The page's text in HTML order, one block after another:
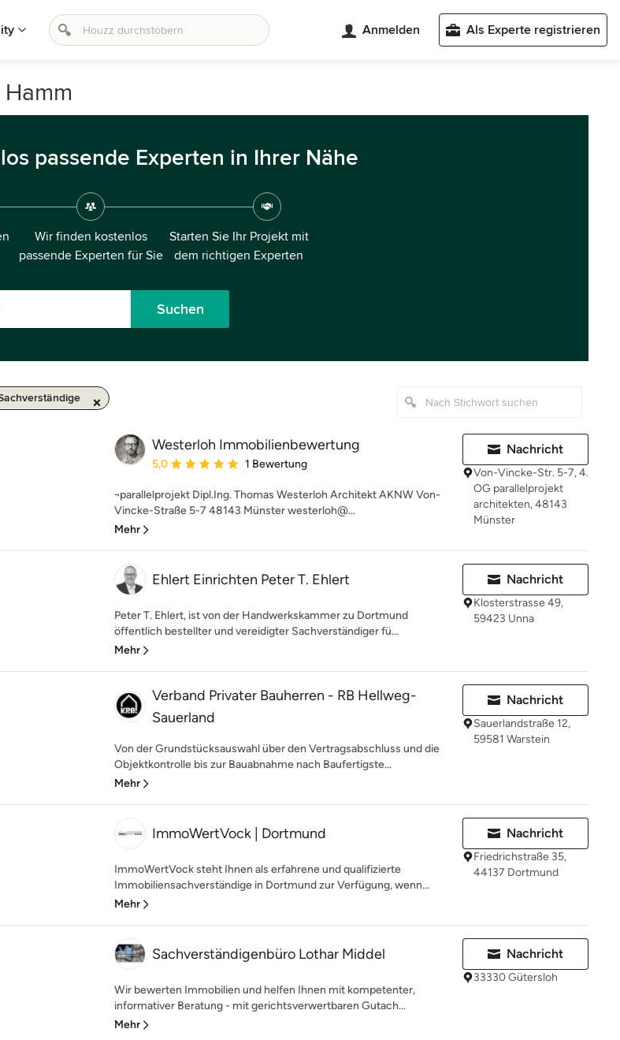
Anmelden Als Experte registrieren
passende Experten in Ihrer Nähe
Wir finden kostenlos
passende Experten für Sie
Starten Sie Ihr Projekt mit
dem richtigen Experten
Suchen
Westerloh Immobilienbewertung
Durchschnittliche Bewertung: 5 von 5 Sternen
5,0 1 Bewertung
¬parallelprojekt Dipl.Ing. Thomas Westerloh Architekt AKNW Von-
Vincke-Straße 5-7 48143 Münster westerloh@...
Mehr
Nachricht
Von-Vincke-Str. 5-7, 4.
OG parallelprojekt
architekten, 48143
Münster
Ehlert Einrichten Peter T. Ehlert
Peter T. Ehlert, ist von der Handwerkskammer zu Dortmund
öffentlich bestellter und vereidigter Sachverständiger fü...
Mehr
Nachricht
Klosterstrasse 49,
59423 Unna
Verband Privater Bauherren - RB Hellweg-
Sauerland
Von der Grundstücksauswahl über den Vertragsabschluss und die
Objektkontrolle bis zur Bauabnahme nach Baufertigste...
Mehr
Nachricht
Sauerlandstraße 12,
59581 Warstein
ImmoWertVock | Dortmund
ImmoWertVock steht Ihnen als erfahrene und qualifizierte
Immobiliensachverständige in Dortmund zur Verfügung, wenn...
Mehr
Nachricht
Friedrichstraße 35,
44137 Dortmund
Sachverständigenbüro Lothar Middel
Wir bewerten Immobilien und helfen Ihnen mit kompetenter,
informativer Beratung - mit gerichtsverwertbaren Gutach...
Mehr
Nachricht
33330 Gütersloh